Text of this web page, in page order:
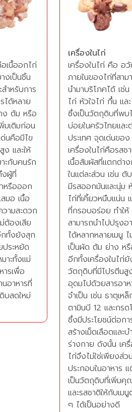
เนื้ออกไก่
งเป็นชิ้น
ำหรับการ
ได้หลาย
ง ต้ม หรือ
มเติมก่อน
นคือมีไข
และให้
ะกับคนรัก
ผู้ที่
หรือออก
มอ เนื้อ
ามสะดวก
ต้องเสีย
กทั้งยังสุก
ประหยัด
าะทั้งแม่
ารเพื่อ
อาหารที่
บสดใหม่
เครื่องในไก่
เครื่องในไก่ คือ อวั
ภายในของไก่ที่สาม
นำมาบริโภคได้ เช่
ไก่ หัวใจไก่ กึ๋น แล
ซึ่งเป็นวัตถุดิบที่พบ
บ่อยในครัวไทยและ
ประเทศ จุดเด่นของ
เครื่องในไก่คือรสช
เนื้อสัมผัสที่แตกต่า
ในแต่ละส่วน เช่น ตั
มีรสออกมันและนุ่ม
ไก่ที่เคี้ยวหนึบแน่น
ที่กรอบอร่อย ทำให้
สามารถนำไปปรุงอ
ได้หลากหลายเมนู ไ
เป็นผัด ต้ม ย่าง ห
อีกทั้งเครื่องในไก่ยั
วัตถุดิบที่มีโปรตีนสู
อุดมไปด้วยสารอาห
จำเป็น เช่น ธาตุเห
ตามินบี 12 และกร
ซึ่งมีประโยชน์ต่อกา
สร้างเม็ดเลือดและบ
ร่างกาย ดังนั้น เครื่
ไก่จึงไม่ใช่เพียงส่วน
ประกอบในอาหาร
เป็นวัตถุดิบที่เพิ่มคุ
และรสชาติให้กับเมนู
ๆ ได้เป็นอย่างดี